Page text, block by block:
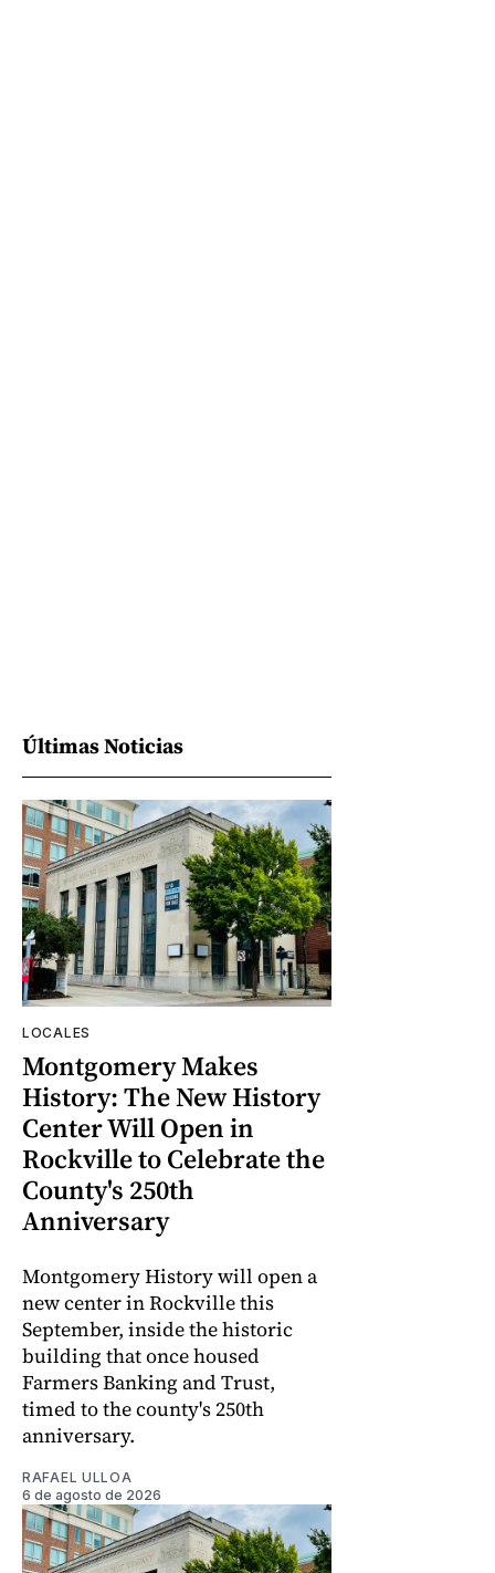
Últimas Noticias
LOCALES
Montgomery Makes
History: The New History
Center Will Open in
Rockville to Celebrate the
County's 250th
Anniversary
Montgomery History will open a
new center in Rockville this
September, inside the historic
building that once housed
Farmers Banking and Trust,
timed to the county's 250th
anniversary.
RAFAEL ULLOA
6 de agosto de 2026